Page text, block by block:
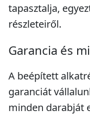
tapasztalja,
részleteiről.
Garancia és
A beépített
garanciát
minden darabját